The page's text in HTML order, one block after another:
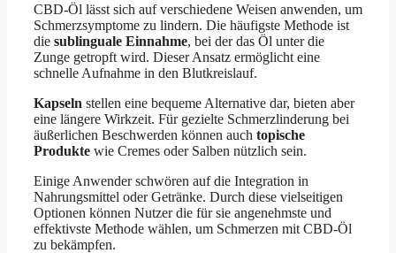
CBD-Öl lässt sich auf verschiedene Weisen anwenden, um
Schmerzsymptome zu lindern. Die häufigste Methode ist
die sublinguale Einnahme, bei der das Öl unter die
Zunge getropft wird. Dieser Ansatz ermöglicht eine
schnelle Aufnahme in den Blutkreislauf.
Kapseln stellen eine bequeme Alternative dar, bieten aber
eine längere Wirkzeit. Für gezielte Schmerzlinderung bei
äußerlichen Beschwerden können auch topische
Produkte wie Cremes oder Salben nützlich sein.
Einige Anwender schwören auf die Integration in
Nahrungsmittel oder Getränke. Durch diese vielseitigen
Optionen können Nutzer die für sie angenehmste und
effektivste Methode wählen, um Schmerzen mit CBD-Öl
zu bekämpfen.